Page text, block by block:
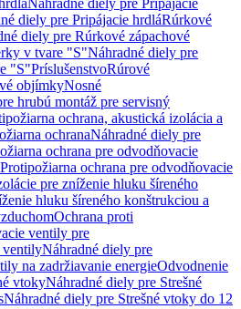
Náhradné diely pre Pripájacie
diely pre Pripájacie hrdláRúrkové
diely pre Rúrkové zápachové
v tvare "S"Náhradné diely pre
"S"PríslušenstvoRúrové
objímkyNosné
hrubú montáž pre servisný
ochrana, akustická izolácia a
ochranaNáhradné diely pre
ochrana pre odvodňovacie
ochrana pre odvodňovacie
pre zníženie hluku šíreného
hluku šíreného konštrukciou a
Ochrana proti
ventily pre
ventilyNáhradné diely pre
na zadržiavanie energieOdvodnenie
vtokyNáhradné diely pre Strešné
Náhradné diely pre Strešné vtoky do 12